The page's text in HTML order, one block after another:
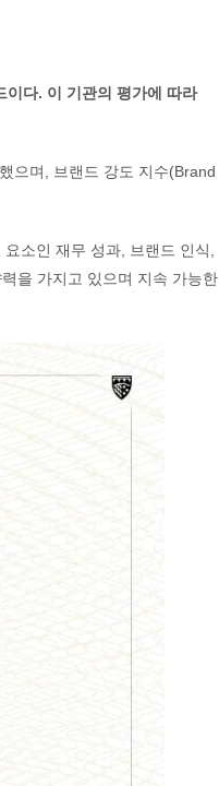
다. 이 기관의 평가에 따라
으며, 브랜드 강도 지수(Brand
소인 재무 성과, 브랜드 인식,
을 가지고 있으며 지속 가능한